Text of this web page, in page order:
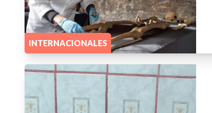
INTERNACIONALES